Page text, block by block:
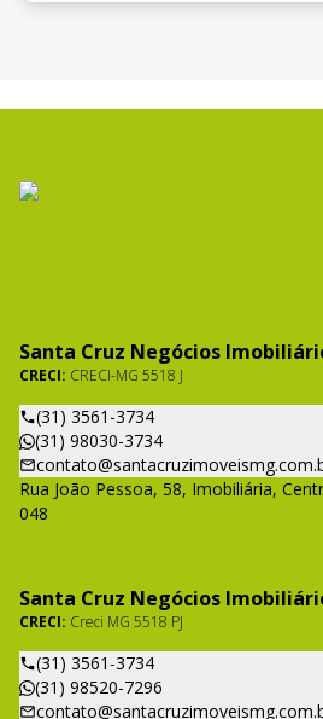
Santa Cruz Negócios
CRECI: CRECI-MG 5518 J
(31) 3561-3734
(31) 98030-3734
Rua João Pessoa, 58, Imobiliária,
048
Santa Cruz Negócios
CRECI: Creci MG 5518 PJ
(31) 3561-3734
(31) 98520-7296